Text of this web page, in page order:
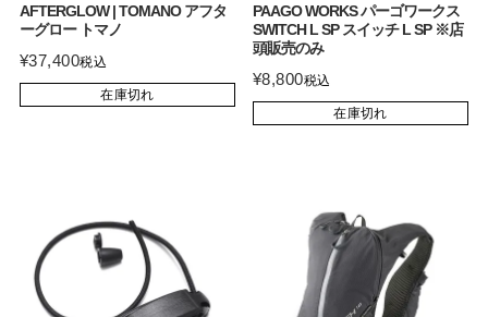
AFTERGLOW | TOMANO アフタ
ーグロー トマノ
¥37,400税込
在庫切れ
PAAGO WORKS パーゴワークス
SWITCH L SP スイッチ L SP ※店
頭販売のみ
¥8,800税込
在庫切れ